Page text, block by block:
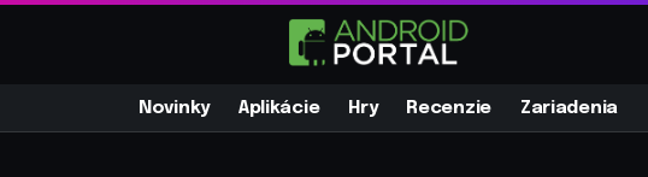
Novinky Aplikácie Hry Recenzie Zariadenia